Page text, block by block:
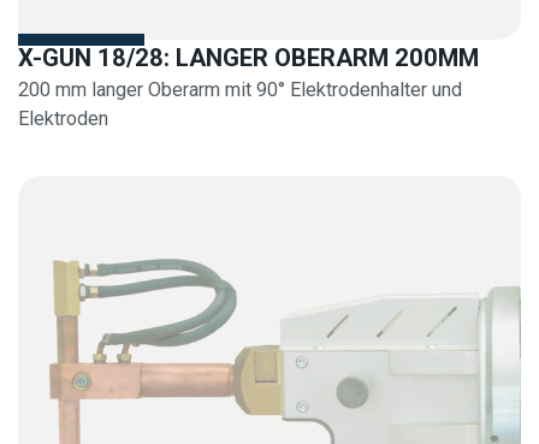
X-GUN 18/28: LANGER OBERARM 200MM
200 mm langer Oberarm mit 90° Elektrodenhalter und
Elektroden